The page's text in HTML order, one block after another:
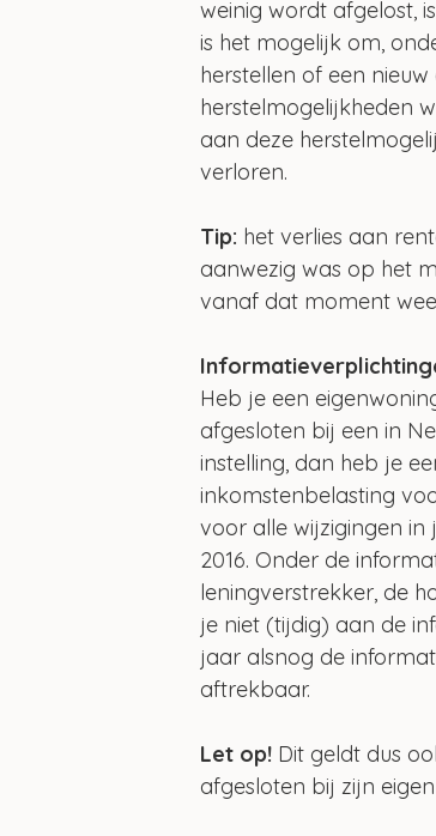
weinig wordt afgelost,
is het mogelijk om,
herstellen of een
herstelmogelijkheden
aan deze
verloren.
Tip: het verlies aan
aanwezig was op het
vanaf dat moment
Heb je een
afgesloten bij een in
instelling, dan heb je
inkomstenbelasting
voor alle wijzigingen in
2016. Onder de
leningverstrekker, de
je niet (tijdig) aan de
jaar alsnog de
aftrekbaar.
Let op! Dit geldt dus
afgesloten bij zijn